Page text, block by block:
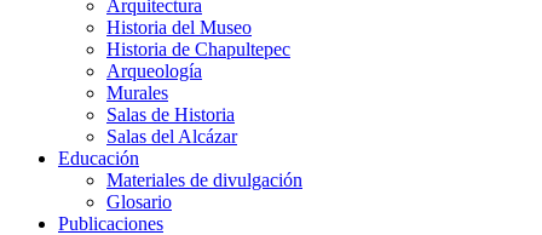
Arquitectura
Historia del Museo
Historia de Chapultepec
Arqueología
Murales
Salas de Historia
Salas del Alcázar
Educación
Materiales de divulgación
Glosario
Publicaciones